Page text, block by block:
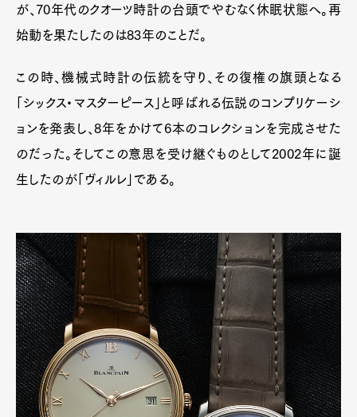
Art&DesignWatch Fashion
Product CultureLifestyle
Official Columnist
About
Contact
Pen Meet
Pen international Pen tw
が、70年代のクオーツ時計の台頭でやむなく休眠状態へ。再
始動を果たしたのは83年のことだ。
この時、機械式時計の伝統を守り、その復権の旗頭となる
「シックス・マスターピース」と呼ばれる伝説のコンプリケーシ
ョンを発表し、8年をかけて6本のコレクションを完成させた
のだった。そしてこの意思を受け継ぐものとして2002年に誕
生したのが「ヴィルレ」である。